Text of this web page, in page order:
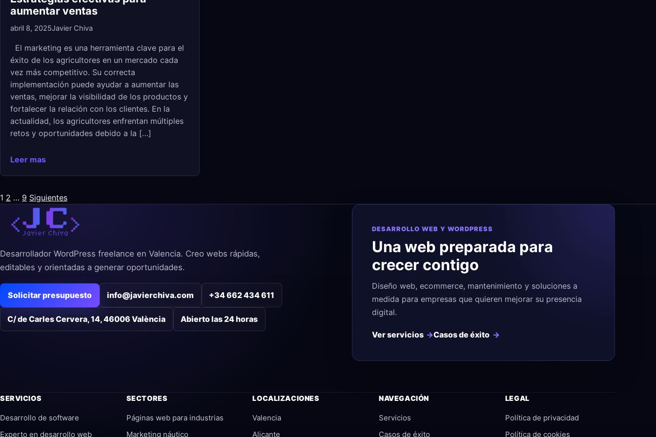
aumentar ventas
abril 8, 2025Javier Chiva
El marketing es una herramienta clave para el
éxito de los agricultores en un mercado cada
vez más competitivo. Su correcta
implementación puede ayudar a aumentar las
ventas, mejorar la visibilidad de los productos y
fortalecer la relación con los clientes. En la
actualidad, los agricultores enfrentan múltiples
retos y oportunidades debido a la […]
Leer mas
Paginación
de
entradas
1 2 … 9 Siguientes
Desarrollador WordPress freelance en Valencia. Creo webs rápidas,
editables y orientadas a generar oportunidades.
Solicitar presupuesto info@javierchiva.com +34 662 434 611
C/ de Carles Cervera, 14, 46006 València Abierto las 24 horas
DESARROLLO WEB Y WORDPRESS
Una web preparada para
crecer contigo
Diseño web, ecommerce, mantenimiento y soluciones a
medida para empresas que quieren mejorar su presencia
digital.
Ver servicios Casos de éxito
SERVICIOS
Desarrollo de software
Experto en desarrollo web
SECTORES
Páginas web para industrias
Marketing náutico
LOCALIZACIONES
Valencia
Alicante
NAVEGACIÓN
Servicios
Casos de éxito
LEGAL
Política de privacidad
Política de cookies